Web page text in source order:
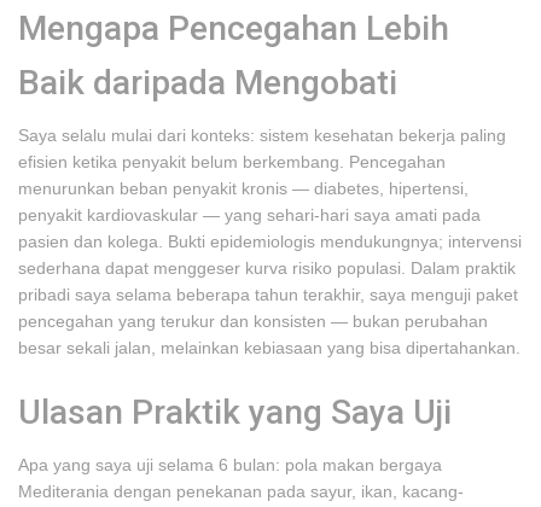
Mengapa Pencegahan Lebih
Baik daripada Mengobati
Saya selalu mulai dari konteks: sistem kesehatan bekerja paling
efisien ketika penyakit belum berkembang. Pencegahan
menurunkan beban penyakit kronis — diabetes, hipertensi,
penyakit kardiovaskular — yang sehari-hari saya amati pada
pasien dan kolega. Bukti epidemiologis mendukungnya; intervensi
sederhana dapat menggeser kurva risiko populasi. Dalam praktik
pribadi saya selama beberapa tahun terakhir, saya menguji paket
pencegahan yang terukur dan konsisten — bukan perubahan
besar sekali jalan, melainkan kebiasaan yang bisa dipertahankan.
Ulasan Praktik yang Saya Uji
Apa yang saya uji selama 6 bulan: pola makan bergaya
Mediterania dengan penekanan pada sayur, ikan, kacang-